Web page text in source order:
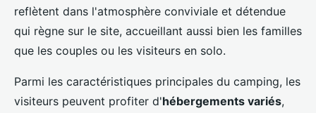
reflètent dans l'atmosphère conviviale et détendue
qui règne sur le site, accueillant aussi bien les familles
que les couples ou les visiteurs en solo.
Parmi les caractéristiques principales du camping, les
visiteurs peuvent profiter d'hébergements variés,